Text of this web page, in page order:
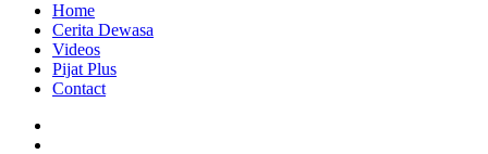
Home
Cerita Dewasa
Videos
Pijat Plus
Contact